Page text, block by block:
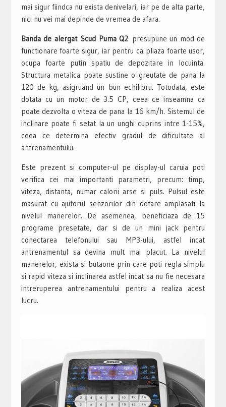
mai sigur fiindca nu exista denivelari, iar pe de alta parte,
nici nu vei mai depinde de vremea de afara.
Banda de alergat Scud Puma Q2 presupune un mod de
functionare foarte sigur, iar pentru ca pliaza foarte usor,
ocupa foarte putin spatiu de depozitare in locuinta.
Structura metalica poate sustine o greutate de pana la
120 de kg, asigruand un bun echilibru. Totodata, este
dotata cu un motor de 3.5 CP, ceea ce inseamna ca
poate dezvolta o viteza de pana la 16 km/h. Sistemul de
inclinare poate fi setat la un unghi cuprins intre 1-15%,
ceea ce determina efectiv gradul de dificultate al
antrenamentului.
Este prezent si computer-ul pe display-ul caruia poti
verifica cei mai importanti parametri, precum: timp,
viteza, distanta, numar calorii arse si puls. Pulsul este
masurat cu ajutorul senzorilor din dotare amplasati la
nivelul manerelor. De asemenea, beneficiaza de 15
programe presetate, dar si de un mini jack pentru
conectarea telefonului sau MP3-ului, astfel incat
antrenamentul sa devina mult mai placut. La nivelul
manerelor, exista si butaone prin care poti regla simplu
si rapid viteza si inclinarea astfel incat sa nu fie necesara
intreruperea antrenamentului pentru a realiza acest
lucru.